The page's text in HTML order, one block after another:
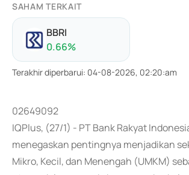
SAHAM TERKAIT
BBRI
0.66%
Terakhir diperbarui: 04-08-2026, 02:20:am
02649092
IQPlus, (27/1) - PT Bank Rakyat
menegaskan pentingnya menjadikan
Mikro, Kecil, dan Menengah (UMKM)